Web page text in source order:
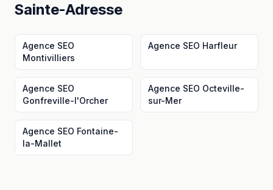
Sainte-Adresse
Agence SEO
Montivilliers
Agence SEO Harfleur
Agence SEO
Gonfreville-l'Orcher
Agence SEO Octeville-
sur-Mer
Agence SEO Fontaine-
la-Mallet